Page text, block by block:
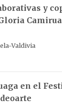
y
Valdivia
en el